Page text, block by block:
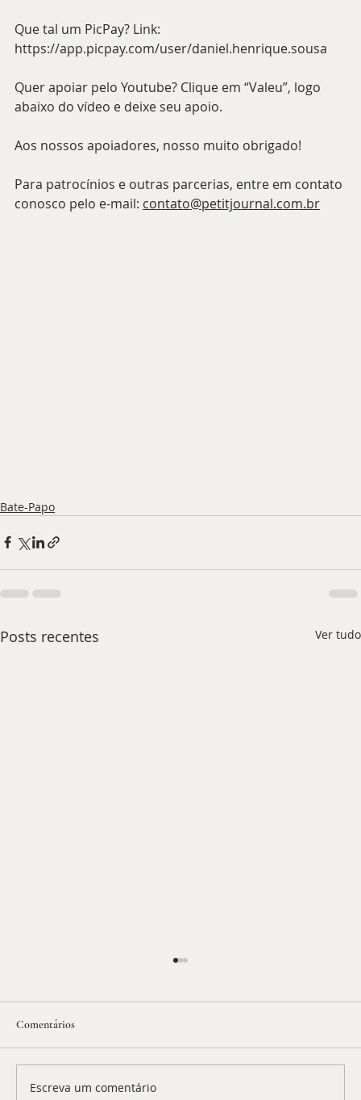
Que tal um PicPay? Link:
https://app.picpay.com/user/daniel.henrique.sousa
Quer apoiar pelo Youtube? Clique em “Valeu”, logo
abaixo do vídeo e deixe seu apoio.
Aos nossos apoiadores, nosso muito obrigado!
Para patrocínios e outras parcerias, entre em contato
conosco pelo e-mail: contato@petitjournal.com.br
Bate-Papo
Posts recentes Ver tudo
Comentários
Escreva um comentário